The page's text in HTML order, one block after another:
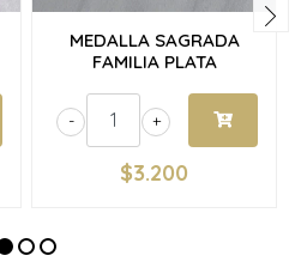
MEDALLA SAGRADA
FAMILIA PLATA
+
-
$3.200